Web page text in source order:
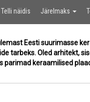
Telli näidis Järelmaks
Eesti suurimasse
tarbeks. Oled arhitekt,
parimad keraamilised